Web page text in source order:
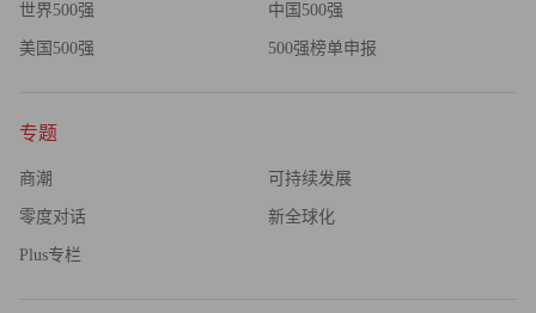
世界500强 中国500强
美国500强 500强榜单申报
专题
商潮 可持续发展
零度对话 新全球化
Plus专栏